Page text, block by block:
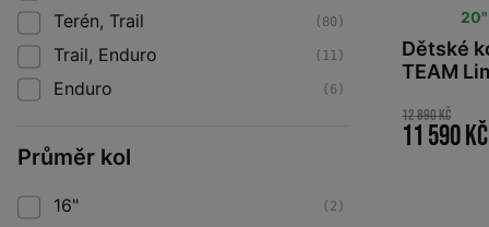
Dětské
TEAM
12 890 Kč
11 590 Kč
Terén, Trail (80)
Trail, Enduro (11)
Enduro (6)
Průměr kol
16" (2)